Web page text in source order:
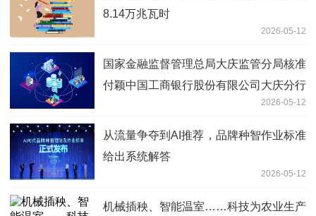
8.14万兆瓦时
2026-05-12
国家金融监督管理总局大庆监管分局核准
付颖中国工商银行股份有限公司大庆分行
2026-05-12
从流量争夺到AI推荐，品牌种智作业标准
给出系统解答
2026-05-12
机械插秧、智能温室……科技为农业生产